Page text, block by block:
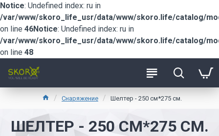
Notice: Undefined index: ru in
/var/www/skoro_life_usr/data/www/skoro.life/catalog/
on line 46Notice: Undefined index: ru in
/var/www/skoro_life_usr/data/www/skoro.life/catalog/
on line 48
Снаряжение Шелтер - 250 см*275 см.
ШЕЛТЕР - 250 СМ*275 СМ.